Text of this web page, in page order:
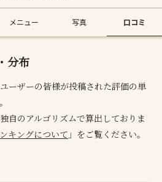
メニュー 写真 口コミ
分布
ーザーの皆様が投稿された評価の単
自のアルゴリズムで算出しておりま
キングについて 」をご覧ください。